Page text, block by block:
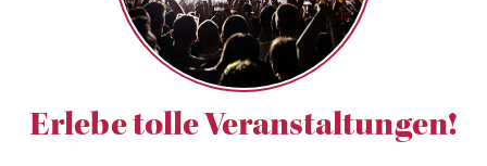
Erlebe tolle Veranstaltungen!